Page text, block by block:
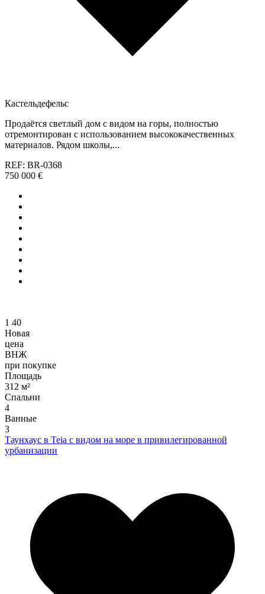
Кастельдефельс
Продаётся светлый дом с видом на горы, полностью
отремонтирован с использованием высококачественных
материалов. Рядом школы,...
REF: BR-0368
750 000 €
1 40
Новая
цена
ВНЖ
при покупке
Площадь
312 м²
Спальни
4
Ванные
3
Таунхаус в Teia с видом на море в привилегированной
урбанизации